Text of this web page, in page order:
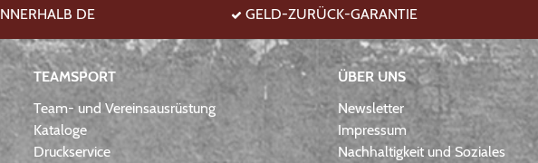
DE GELD-ZURÜCK-GARANTIE
TEAMSPORT
Team- und Vereinsausrüstung
Kataloge
Druckservice
ÜBER UNS
Newsletter
Impressum
Nachhaltigkeit und Soziales